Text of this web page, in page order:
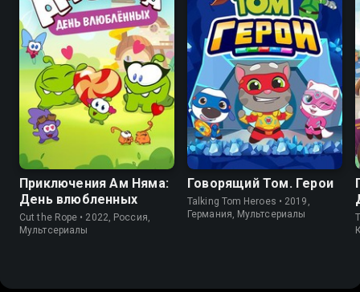
8.0
Приключения Ам Няма:
День влюбленных
Cut the Rope • 2022, Россия,
Мультсериалы
8.6 6.3
Говорящий Том. Герои
Talking Tom Heroes • 2019,
Германия, Мультсериалы